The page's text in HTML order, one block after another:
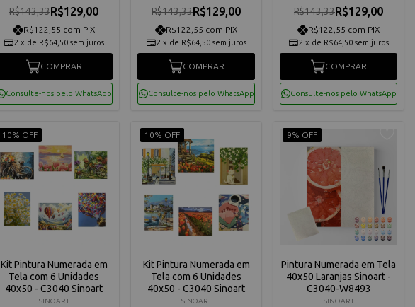
R$143,33R$129,00
R$122,55 com PIX
2 x de R$64,50 sem juros
COMPRAR
Consulte-nos pelo WhatsApp
R$143,33R$129,00
R$122,55 com PIX
2 x de R$64,50 sem juros
COMPRAR
Consulte-nos pelo WhatsApp
R$143,33R$129,00
R$122,55 com PIX
2 x de R$64,50 sem juros
COMPRAR
Consulte-nos pelo WhatsApp
10% OFF
Kit Pintura Numerada em
Tela com 6 Unidades
40x50 - C3040 Sinoart
SINOART
10% OFF
Kit Pintura Numerada em
Tela com 6 Unidades
40x50 - C3040 Sinoart
SINOART
9% OFF
Pintura Numerada em Tela
40x50 Laranjas Sinoart -
C3040-W8493
SINOART